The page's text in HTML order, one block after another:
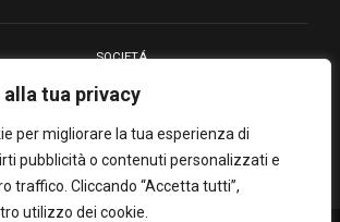
tua privacy
per migliorare la tua esperienza di
pubblicità o contenuti personalizzati e
traffico. Cliccando “Accetta tutti”,
utilizzo dei cookie.
SOCIETÁ
GIUBILEO
MEDIA